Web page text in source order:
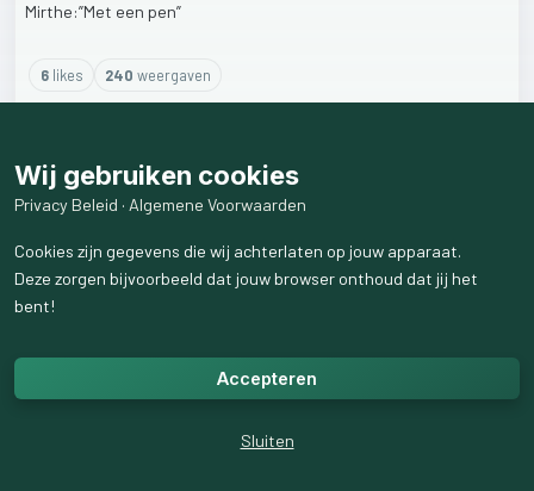
Mirthe:”Met een pen”
6likes 240 weergaven
Wij gebruiken cookies
Privacy Beleid · Algemene Voorwaarden
Cookies zijn gegevens die wij achterlaten op jouw apparaat.
Deze zorgen bijvoorbeeld dat jouw browser onthoud dat jij het
bent!
Accepteren
Sluiten